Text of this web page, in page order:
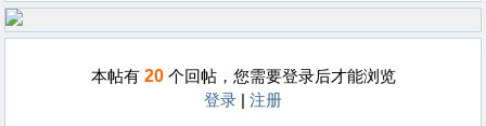
本帖有 20个回帖，您需要登录后才能浏览
登录
注册